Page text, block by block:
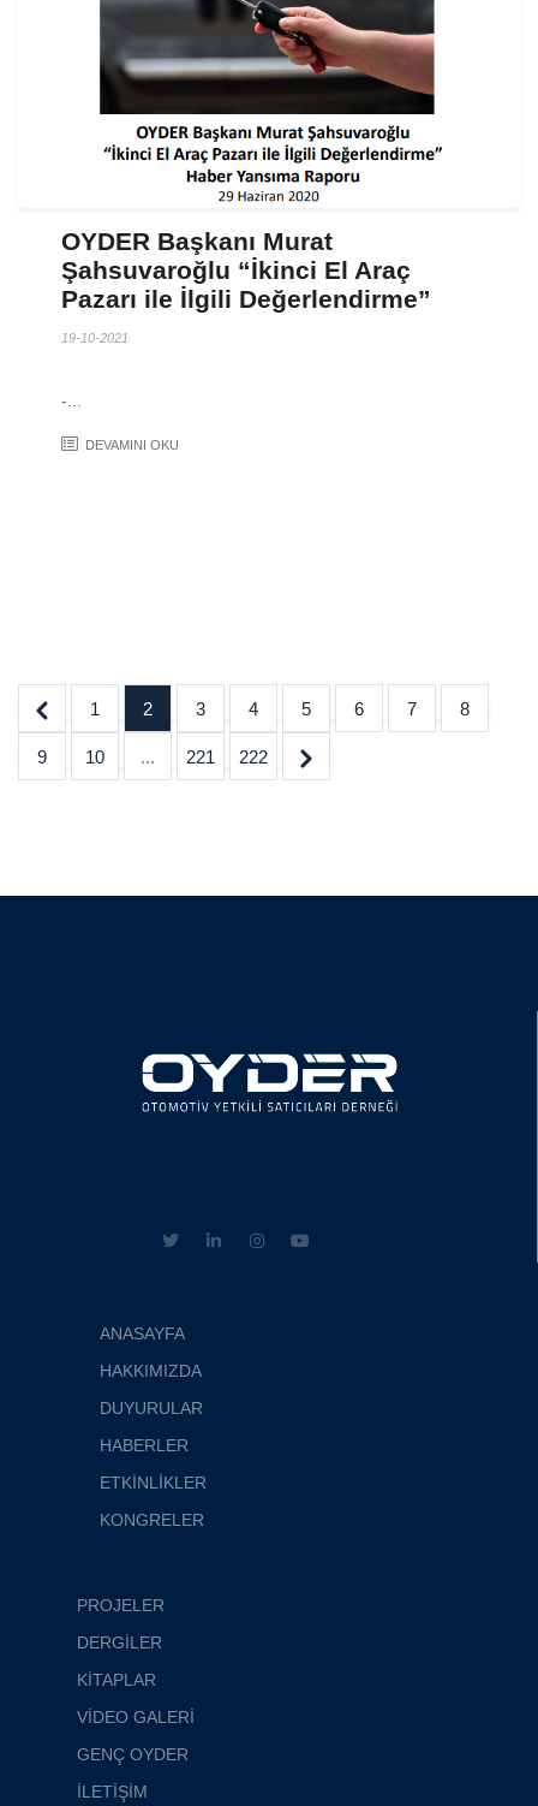
OYDER Başkanı Murat
Şahsuvaroğlu “İkinci El Araç
Pazarı ile İlgili Değerlendirme”
19-10-2021
-...
DEVAMINI OKU
1 2 3 4 5 6 7 8
9 10 ... 221 222
ANASAYFA
HAKKIMIZDA
DUYURULAR
HABERLER
ETKİNLİKLER
KONGRELER
PROJELER
DERGİLER
KİTAPLAR
VİDEO GALERİ
GENÇ OYDER
İLETİŞİM